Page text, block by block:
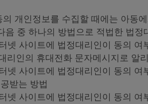
개인정보를 수집할 때에는 아동
음 중 하나의 방법으로 적법한 법
넷 사이트에 법정대리인이 동의
리인의 휴대전화 문자메시지로 알
넷 사이트에 법정대리인이 동의
받는 방법
넷 사이트에 법정대리인이 동의